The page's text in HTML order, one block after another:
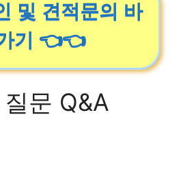
및 견적문의 바
기 👈👈
문 Q&A